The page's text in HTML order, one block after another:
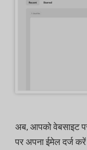
अब, आपको वेबसाइट पर
पर अपना ईमेल दर्ज